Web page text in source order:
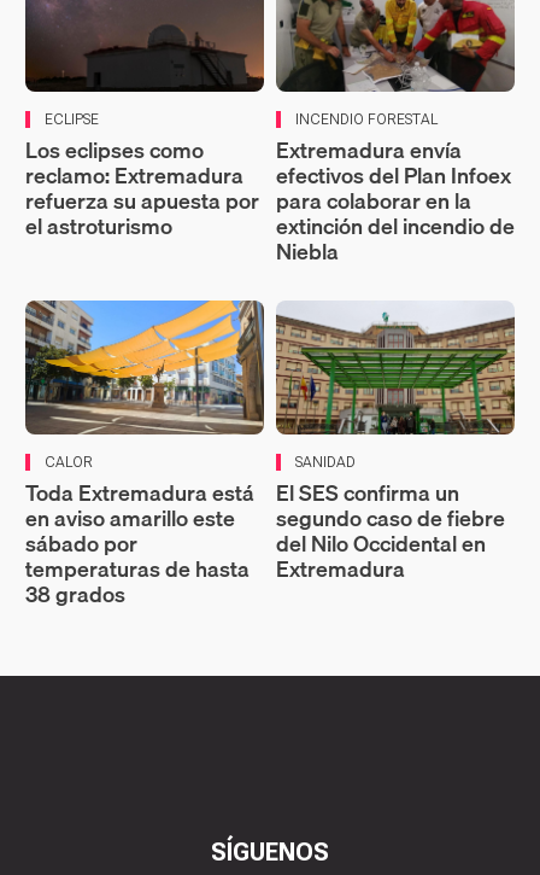
ECLIPSE
Los eclipses como
reclamo: Extremadura
refuerza su apuesta por
el astroturismo
INCENDIO FORESTAL
Extremadura envía
efectivos del Plan Infoex
para colaborar en la
extinción del incendio de
Niebla
CALOR
Toda Extremadura está
en aviso amarillo este
sábado por
temperaturas de hasta
38 grados
SANIDAD
El SES confirma un
segundo caso de fiebre
del Nilo Occidental en
Extremadura
SÍGUENOS